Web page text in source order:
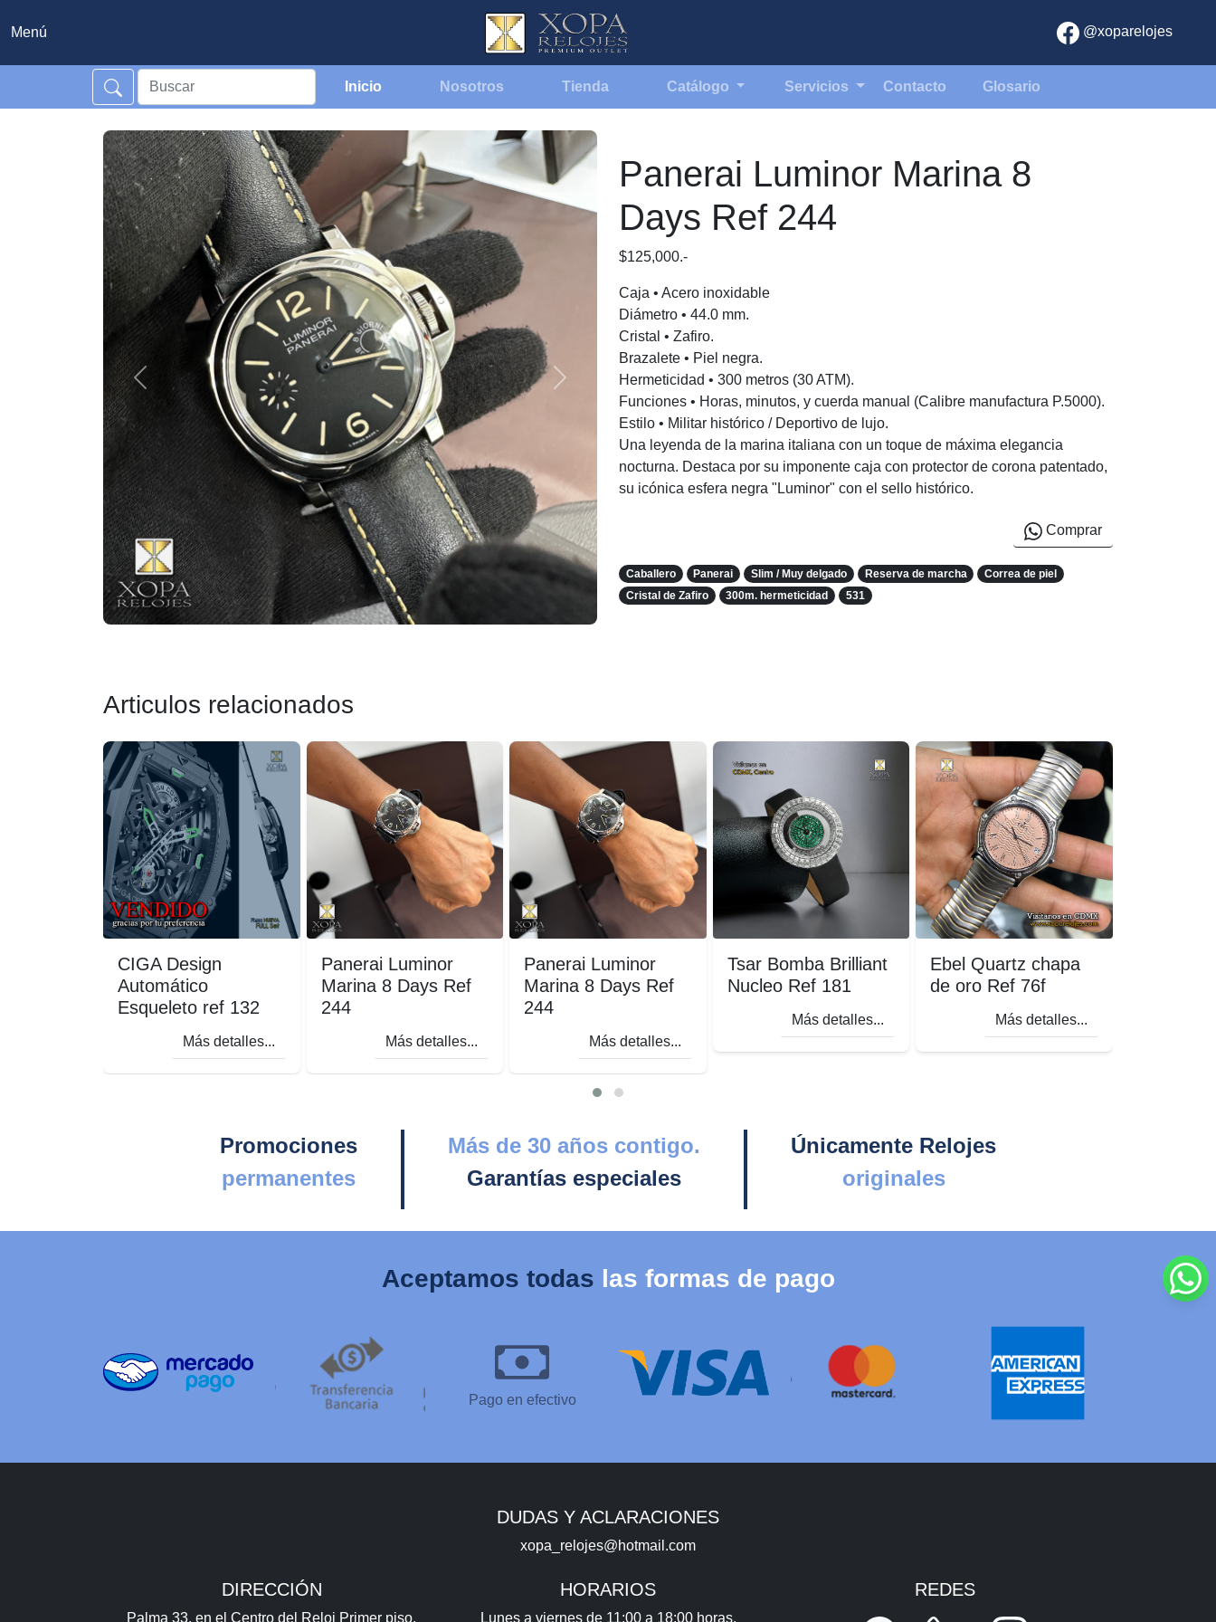
Menú @xoparelojes
Inicio Nosotros Tienda Catálogo Servicios Contacto Glosario
Previous Next
Panerai Luminor Marina 8
Days Ref 244
$125,000.-
Caja • Acero inoxidable
Diámetro • 44.0 mm.
Cristal • Zafiro.
Brazalete • Piel negra.
Hermeticidad • 300 metros (30 ATM).
Funciones • Horas, minutos, y cuerda manual (Calibre manufactura P.5000).
Estilo • Militar histórico / Deportivo de lujo.
Una leyenda de la marina italiana con un toque de máxima elegancia
nocturna. Destaca por su imponente caja con protector de corona patentado,
su icónica esfera negra "Luminor" con el sello histórico.
Comprar
Caballero Panerai Slim / Muy delgado Reserva de marcha
Correa de piel
Cristal de Zafiro
300m. hermeticidad 531
Articulos relacionados
CIGA Design
Automático
Esqueleto ref 132
Más detalles...
Panerai Luminor
Marina 8 Days Ref
244
Más detalles...
Panerai Luminor
Marina 8 Days Ref
244
Más detalles...
Tsar Bomba Brilliant
Nucleo Ref 181
Más detalles...
Ebel Quartz chapa
de oro Ref 76f
Más detalles...
Promociones
permanentes
Más de 30 años contigo.
Garantías especiales
Únicamente Relojes
originales
Aceptamos todas las formas de pago
Pago en efectivo
DUDAS Y ACLARACIONES
xopa_relojes@hotmail.com
DIRECCIÓN
Palma 33, en el Centro del Reloj Primer piso,
HORARIOS
Lunes a viernes de 11:00 a 18:00 horas.
REDES